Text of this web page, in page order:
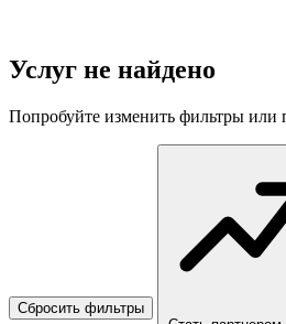
Услуг не найдено
Попробуйте изменить фильтры или
Сбросить фильтры